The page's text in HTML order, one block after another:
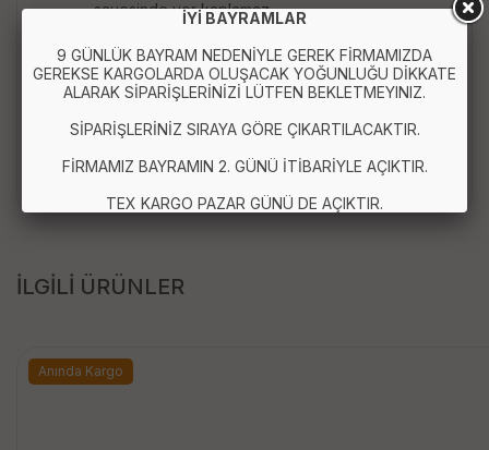
sayesinde yer kaplamaz.
Çelikten üretilmiştir.
Ürün Boyutları:
Çap: 24 cm
Derinlik: 14 cm
Genişlik (Kulplar Açık Halde): 50 cm
Kalınlık (Katlanmış Halde): 2 cm
İLGİLİ ÜRÜNLER
Anında Kargo
İYİ BAYRAMLAR
9 GÜNLÜK BAYRAM NEDENİYLE GEREK FİRMAMIZDA
GEREKSE KARGOLARDA OLUŞACAK YOĞUNLUĞU DİKKATE
ALARAK SİPARİŞLERİNİZİ LÜTFEN BEKLETMEYINIZ.
SİPARİŞLERİNİZ SIRAYA GÖRE ÇIKARTILACAKTIR.
FİRMAMIZ BAYRAMIN 2. GÜNÜ İTİBARİYLE AÇIKTIR.
TEX KARGO PAZAR GÜNÜ DE AÇIKTIR.